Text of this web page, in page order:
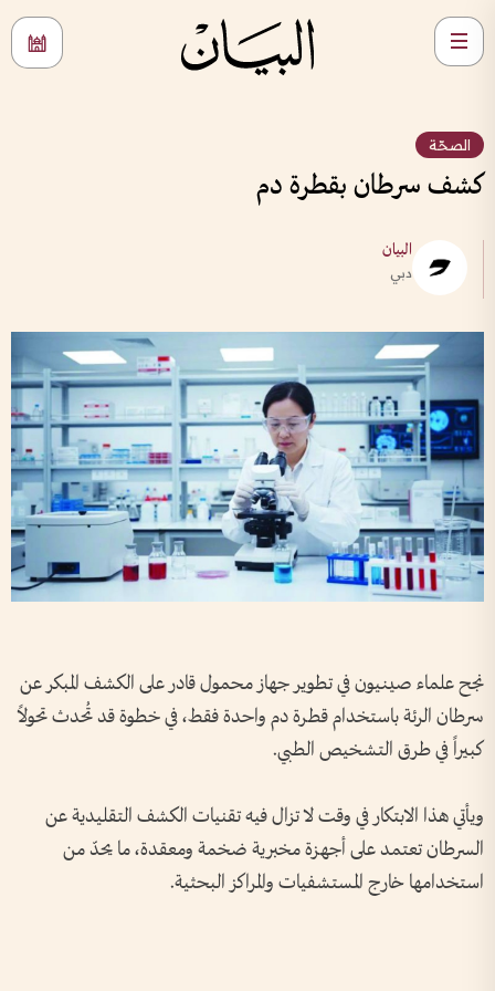
الصحّة
كشف سرطان بقطرة دم
البيان
دبي
نجح علماء صينيون في تطوير جهاز محمول قادر على الكشف المبكر عن
سرطان الرئة باستخدام قطرة دم واحدة فقط، في خطوة قد تُحدث تحولاً
كبيراً في طرق التشخيص الطبي.
ويأتي هذا الابتكار في وقت لا تزال فيه تقنيات الكشف التقليدية عن
السرطان تعتمد على أجهزة مخبرية ضخمة ومعقدة، ما يحدّ من
استخدامها خارج المستشفيات والمراكز البحثية.